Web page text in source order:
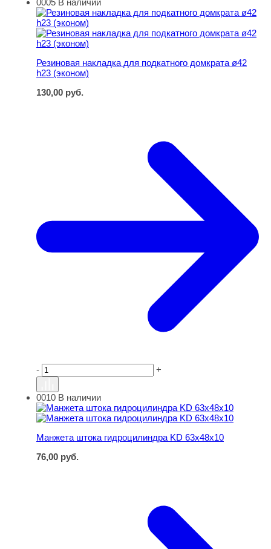
Резиновая накладка для подкатного домкрата ø42 h23
Резиновая накладка для подкатного домкрата ø42
h23 (эконом)
130,00 руб.
- +
Манжета штока гидроцилиндра KD 63х48х10
0010 В наличии
Манжета штока гидроцилиндра KD 63х48х10
76,00 руб.